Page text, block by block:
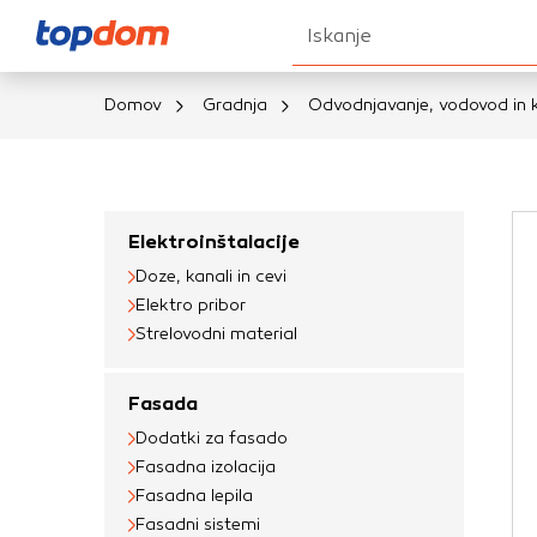
Domov Gradnja Odvodnjavanje, vodovod in
Elektroinštalacije
Doze, kanali in cevi
Elektro pribor
Strelovodni material
Fasada
Dodatki za fasado
Fasadna izolacija
Fasadna lepila
Fasadni sistemi
Ko obiščete katero
brskalnika,
vašo napravo ali pa
informacije
prilagojeno
različna imena
določenih vrst